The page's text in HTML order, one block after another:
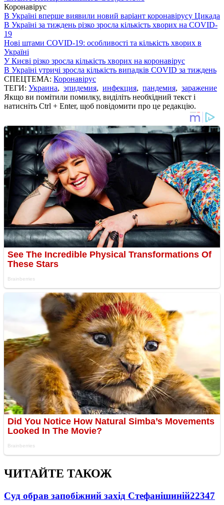
Коронавірус
В Україні вперше виявили новий варіант коронавірусу Цикада
В Україні за тиждень різко зросла кількість хворих на COVID-
19
Нові штами COVID-19: особливості та кількість хворих в
Україні
У Києві різко зросла кількість хворих на коронавірус
В Україні утричі зросла кількість випадків COVID за тиждень
СПЕЦТЕМА: Коронавірус
ТЕГИ: Украина, эпидемия, инфекция, пандемия, заражение
Якщо ви помітили помилку, виділіть необхідний текст і
натисніть Ctrl + Enter, щоб повідомити про це редакцію.
ЧИТАЙТЕ ТАКОЖ
Суд обрав запобіжний захід Стефанішиній22347